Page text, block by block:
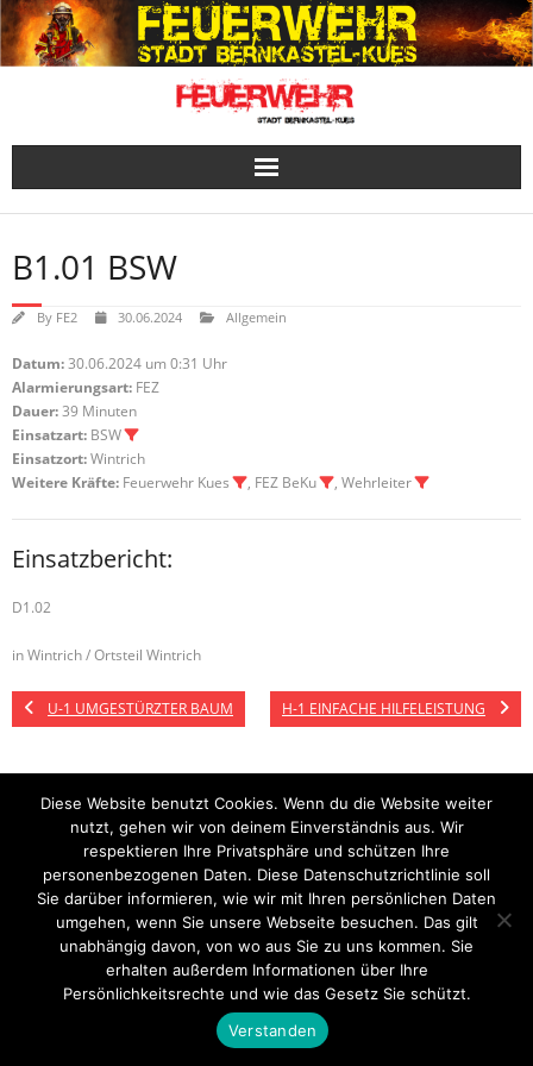
Skip
to
content
B1.01 BSW
By FE2 30.06.2024 Allgemein
Datum:30.06.2024 um 0:31 Uhr
Alarmierungsart: FEZ
Dauer:39 Minuten
Einsatzart: BSW
Einsatzort:Wintrich
Weitere Kräfte: Feuerwehr Kues , FEZ BeKu , Wehrleiter
Einsatzbericht:
D1.02
in Wintrich / Ortsteil Wintrich
U-1 UMGESTÜRZTER BAUM H-1 EINFACHE HILFELEISTUNG
Startseite Einsätze Mitglied werden Über uns
Bilder
Kontakt
Theme byThink Up Themes Ltd. Powered byWordPress.
Diese Website benutzt Cookies. Wenn du die Website weiter
nutzt, gehen wir von deinem Einverständnis aus. Wir
respektieren Ihre Privatsphäre und schützen Ihre
personenbezogenen Daten. Diese Datenschutzrichtlinie soll
Sie darüber informieren, wie wir mit Ihren persönlichen Daten
umgehen, wenn Sie unsere Webseite besuchen. Das gilt
unabhängig davon, von wo aus Sie zu uns kommen. Sie
erhalten außerdem Informationen über Ihre
Persönlichkeitsrechte und wie das Gesetz Sie schützt.
Verstanden